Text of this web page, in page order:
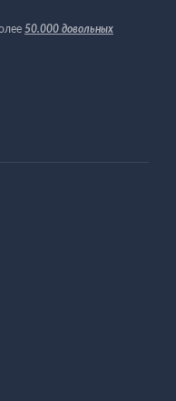
50.000 довольных